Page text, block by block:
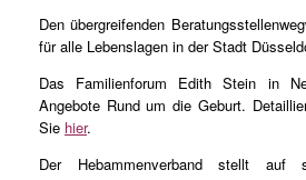
Den übergreifenden
für alle Lebenslagen in der Stadt
Das Familienforum Edith Stein in
Angebote Rund um die Geburt.
Sie hier.
Der Hebammenverband stellt auf